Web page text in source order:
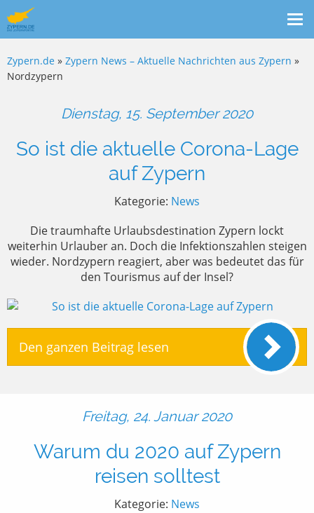
Zypern.de » Zypern News – Aktuelle Nachrichten aus Zypern »
Nordzypern
Dienstag, 15. September 2020
So ist die aktuelle Corona-Lage
auf Zypern
Kategorie: News
Die traumhafte Urlaubsdestination Zypern lockt
weiterhin Urlauber an. Doch die Infektionszahlen steigen
wieder. Nordzypern reagiert, aber was bedeutet das für
den Tourismus auf der Insel?
Den ganzen Beitrag lesen
Freitag, 24. Januar 2020
Warum du 2020 auf Zypern
reisen solltest
Kategorie: News